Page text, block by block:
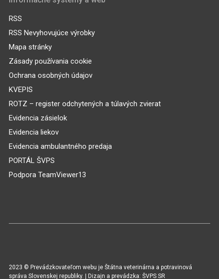
RSS
RSS Nevyhovujúce výrobky
Mapa stránky
Zásady používania cookie
Ochrana osobných údajov
KVEPIS
ROTZ – register odchytených a túlavých zvierat
Evidencia zásielok
Evidencia liekov
Evidencia ambulantného predaja
PORTÁL ŠVPS
Podpora TeamViewer13
2023 © Prevádzkovateľom webu je Štátna veterinárna a potravinová
správa Slovenskej republiky. | Dizajn a prevádzka: ŠVPS SR